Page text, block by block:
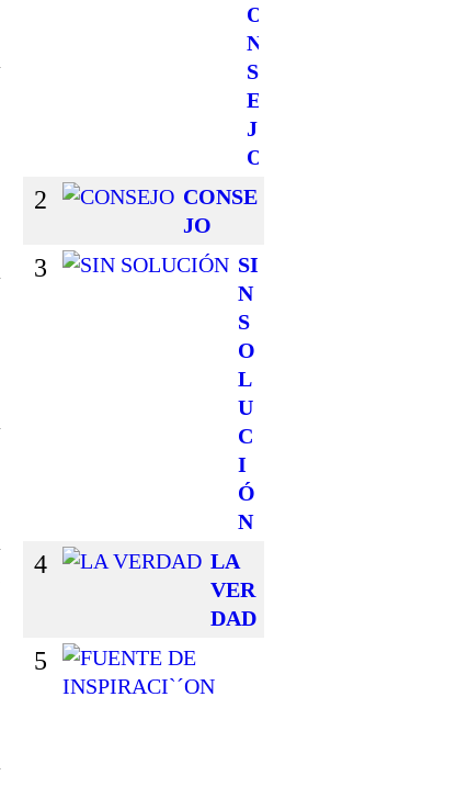
O
N
S
E
J
2
CONSE
JO
3
SI
N
S
O
L
U
C
I
Ó
N
4
LA
VER
DAD
5